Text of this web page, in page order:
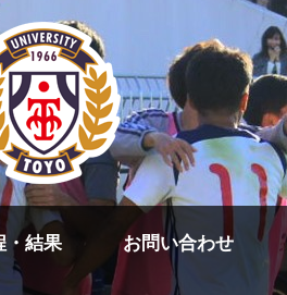
・結果 お問い合わせ